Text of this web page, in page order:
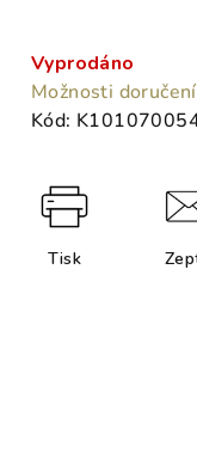
cena:
Vyprodáno
Možnosti doručení
Kód:
Tisk